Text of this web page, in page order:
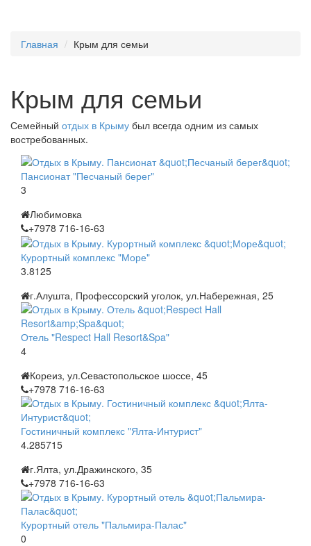
Главная Крым для семьи
Крым для семьи
Семейный отдых в Крыму был всегда одним из самых
востребованных.
Пансионат "Песчаный берег"
3
Любимовка
+7978 716-16-63
Курортный комплекс "Море"
3.8125
г.Алушта, Профессорский уголок, ул.Набережная, 25
Отель "Respect Hall Resort&Spa"
4
Кореиз, ул.Севастопольское шоссе, 45
+7978 716-16-63
Гостиничный комплекс "Ялта-Интурист"
4.285715
г.Ялта, ул.Дражинского, 35
+7978 716-16-63
Курортный отель "Пальмира-Палас"
0